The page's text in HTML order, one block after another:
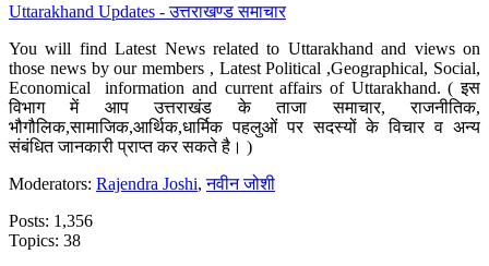
Uttarakhand Updates - उत्तराखण्ड समाचार
You will find Latest News related to Uttarakhand and views on
those news by our members , Latest Political ,Geographical, Social,
Economical information and current affairs of Uttarakhand. ( इस
विभाग में आप उत्तराखंड के ताजा समाचार, राजनीतिक,
भौगौलिक,सामाजिक,आर्थिक,धार्मिक पहलुओं पर सदस्यों के विचार व अन्य
संबंधित जानकारी प्राप्त कर सकते है। )
Moderators: Rajendra Joshi,नवीन जोशी
Posts: 1,356
Topics: 38